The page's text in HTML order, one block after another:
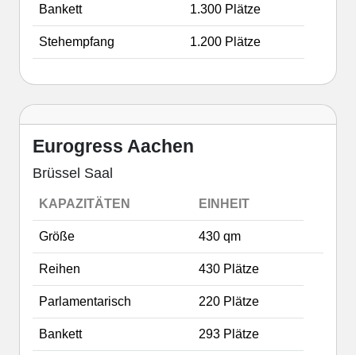
Bankett 1.300 Plätze
Stehempfang 1.200 Plätze
Eurogress Aachen
Brüssel Saal
KAPAZITÄTEN EINHEIT
Größe 430 qm
Reihen 430 Plätze
Parlamentarisch 220 Plätze
Bankett 293 Plätze